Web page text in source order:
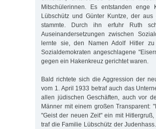
Mitschülerinnen. Es entstanden enge
Lübschütz und Günter Kuntze, der
stammte. Durch ihn erfuhr Ruth
Auseinandersetzungen zwischen
lernte sie, den Namen Adolf Hitler
Sozialdemokraten angeschlagene
gegen ein Hakenkreuz gerichtet waren.
Bald richtete sich die Aggression der
vom 1. April 1933 betraf auch das
allen jüdischen Geschäften, auch vor
Männer mit einem großen Transparent:
"Geist der neuen Zeit" ein mit
traf die Familie Lübschütz der